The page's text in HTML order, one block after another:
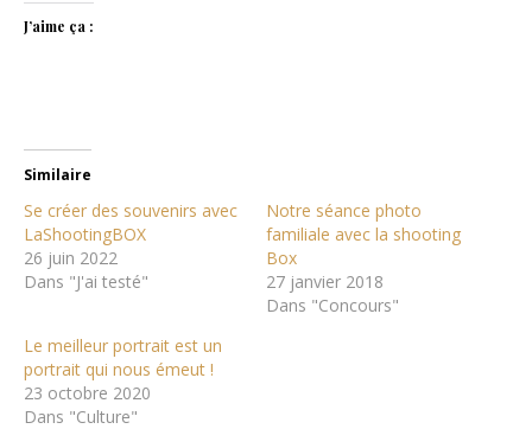
J’aime ça :
Similaire
Se créer des souvenirs avec
LaShootingBOX
26 juin 2022
Dans "J'ai testé"
Notre séance photo
familiale avec la shooting
Box
27 janvier 2018
Dans "Concours"
Le meilleur portrait est un
portrait qui nous émeut !
23 octobre 2020
Dans "Culture"